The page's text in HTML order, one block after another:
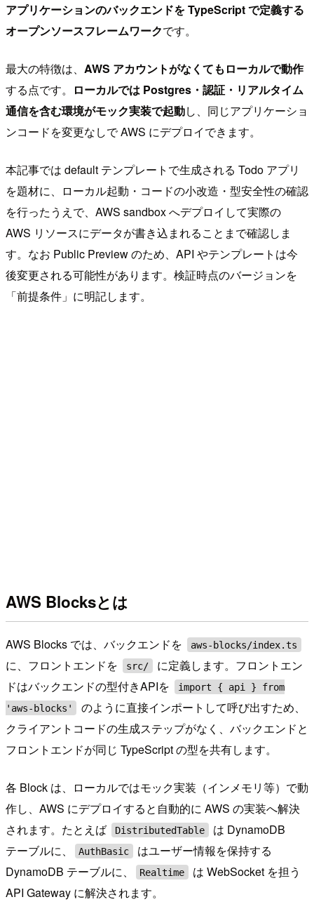
アプリケーションのバックエンドを TypeScript で定義する
オープンソースフレームワークです。
最大の特徴は、 AWS アカウントがなくてもローカルで動作
する点です。
ローカルでは Postgres・認証・リアルタイム
通信を含む環境がモック実装で起動し、同じアプリケーショ
ンコードを変更なしで AWS にデプロイできます。
本記事では default テンプレートで生成される Todo アプリ
を題材に、ローカル起動・コードの小改造・型安全性の確認
を行ったうえで、AWS sandbox へデプロイして実際の
AWS リソースにデータが書き込まれることまで確認しま
す。なお Public Preview のため、API やテンプレートは今
後変更される可能性があります。検証時点のバージョンを
「前提条件」に明記します。
AWS Blocksとは
AWS Blocks では、バックエンドを aws-blocks/index.ts
に、フロントエンドを src/
に定義します。フロントエン
ドはバックエンドの型付きAPIを
import { api } from
'aws-blocks'
のように直接インポートして呼び出すため、
クライアントコードの生成ステップがなく、バックエンドと
フロントエンドが同じ TypeScript の型を共有します。
各 Block は、ローカルではモック実装（インメモリ等）で動
作し、AWS にデプロイすると自動的に AWS の実装へ解決
されます。たとえば
DistributedTable
は DynamoDB
テーブルに、
AuthBasic
はユーザー情報を保持する
DynamoDB テーブルに、
Realtime
は WebSocket を担う
API Gateway に解決されます。